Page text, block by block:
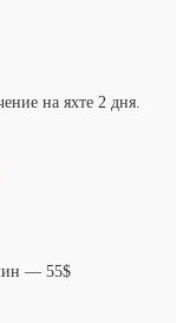
на яхте 2 дня.
— 55$